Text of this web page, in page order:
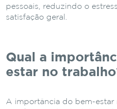
pessoais, reduzindo o
satisfação geral.
Qual a
estar no
A importância do bem-estar